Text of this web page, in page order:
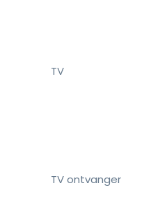
TV
TV ontvanger